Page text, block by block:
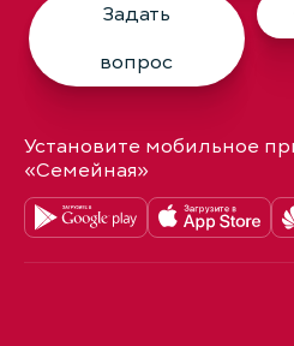
Задать
вопрос
Установите мобильное
«Семейная»